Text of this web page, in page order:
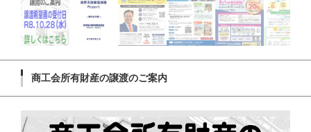
商工会所有財産の譲渡のご案内